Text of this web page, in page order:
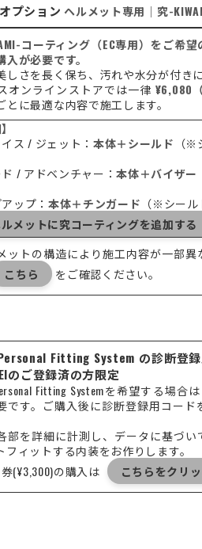
プション ヘルメット専用｜究-
コーティング（EC専用）をご希
入が必要です。
しさを長く保ち、汚れや水分が付き
オンラインストアでは一律 ¥6,080
とに最適な内容で施工します。
ス / ジェット： 本体＋シールド （
ド / アドベンチャー：本体＋バイザー
ップ：本体＋チンガード （※シール
メットに究コーティングを追加する
ットの構造により施工内容が一部異
こちら をご確認ください。
Fitting System の診断登
のご登録済の方限定
Fitting Systemを希望する場合
です。ご購入後に診断登録用コー
部を詳細に計測し、データに基づい
フィットする内装をお作りします。
券(¥3,300)の購入は
こちらをクリ